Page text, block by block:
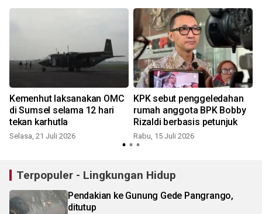
Kemenhut laksanakan OMC
di Sumsel selama 12 hari
tekan karhutla
Selasa, 21 Juli 2026
KPK sebut penggeledahan
rumah anggota BPK Bobby
Rizaldi berbasis petunjuk
Rabu, 15 Juli 2026
Terpopuler - Lingkungan Hidup
Pendakian ke Gunung Gede Pangrango,
ditutup